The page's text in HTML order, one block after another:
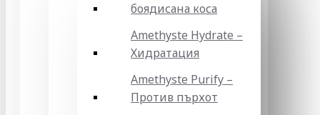
боядисана коса
Amethyste Hydrate –
Хидратация
Amethyste Purify –
Против пърхот